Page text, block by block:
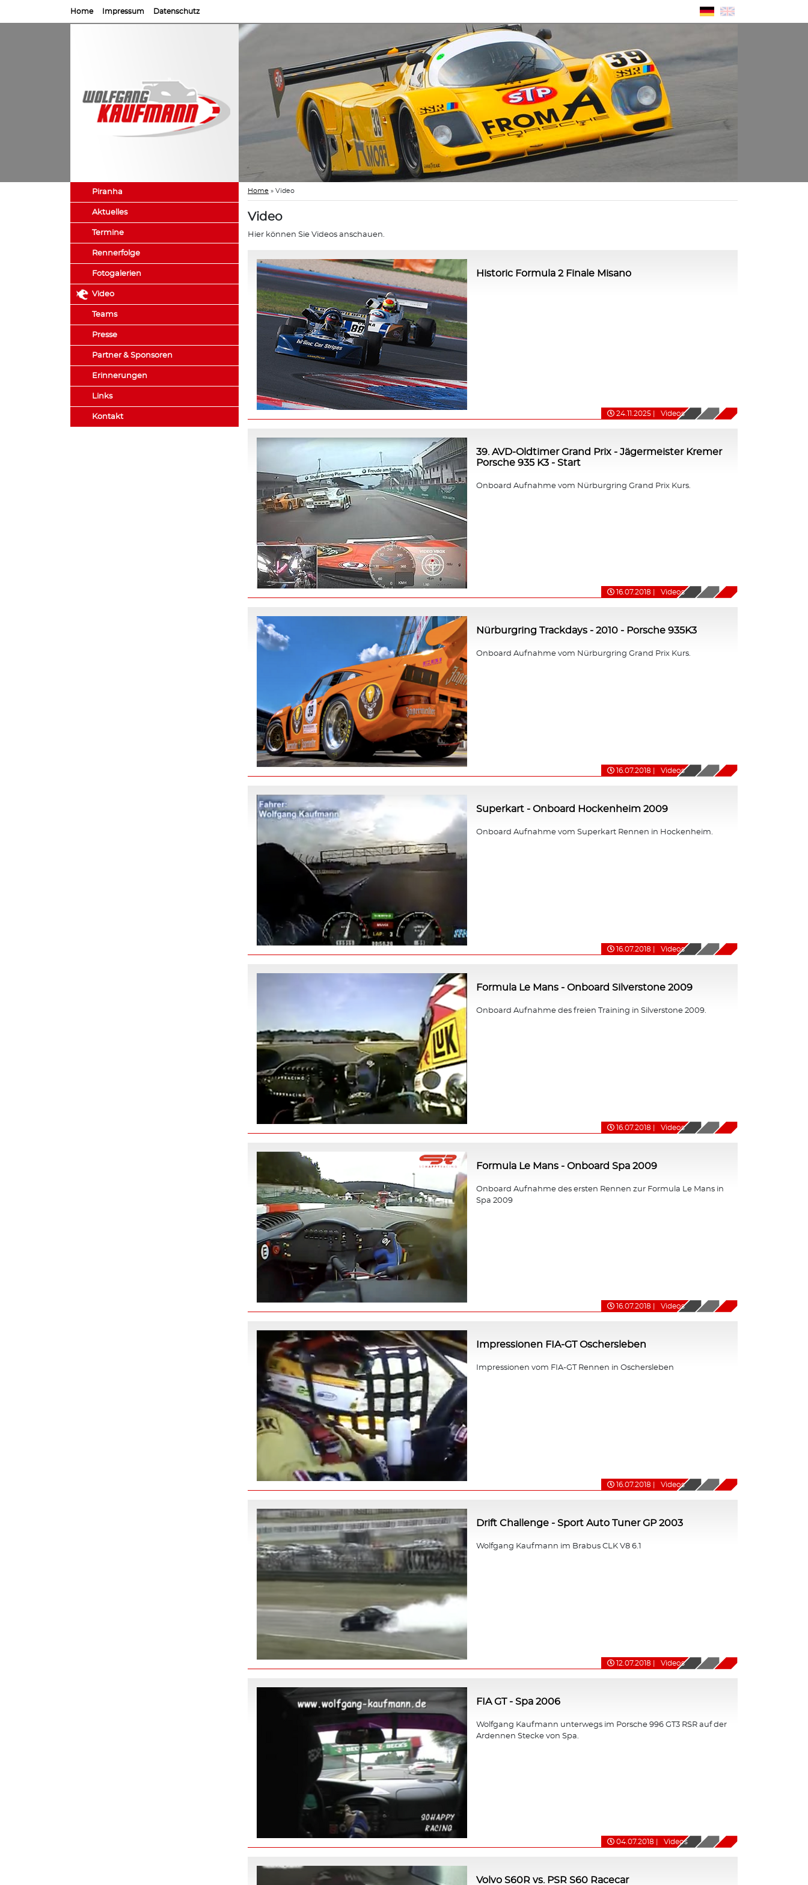
Home Impressum Datenschutz
Piranha
Aktuelles
Termine
Rennerfolge
Fotogalerien
Video
Teams
Presse
Partner & Sponsoren
Erinnerungen
Links
Kontakt
Home » Video
Video
Hier können Sie Videos anschauen.
Historic Formula 2 Finale Misano
24.11.2025 Videos
39. AVD-Oldtimer Grand Prix - Jägermeister Kremer
Porsche 935 K3 - Start
Onboard Aufnahme vom Nürburgring Grand Prix Kurs.
16.07.2018 Videos
Nürburgring Trackdays - 2010 - Porsche 935K3
Onboard Aufnahme vom Nürburgring Grand Prix Kurs.
16.07.2018 Videos
Superkart - Onboard Hockenheim 2009
Onboard Aufnahme vom Superkart Rennen in Hockenheim.
16.07.2018 Videos
Formula Le Mans - Onboard Silverstone 2009
Onboard Aufnahme des freien Training in Silverstone 2009.
16.07.2018 Videos
Formula Le Mans - Onboard Spa 2009
Onboard Aufnahme des ersten Rennen zur Formula Le Mans in
Spa 2009
16.07.2018 Videos
Impressionen FIA-GT Oschersleben
Impressionen vom FIA-GT Rennen in Oschersleben
16.07.2018 Videos
Drift Challenge - Sport Auto Tuner GP 2003
Wolfgang Kaufmann im Brabus CLK V8 6.1
12.07.2018 Videos
FIA GT - Spa 2006
Wolfgang Kaufmann unterwegs im Porsche 996 GT3 RSR auf der
Ardennen Stecke von Spa.
04.07.2018 Videos
Volvo S60R vs. PSR S60 Racecar